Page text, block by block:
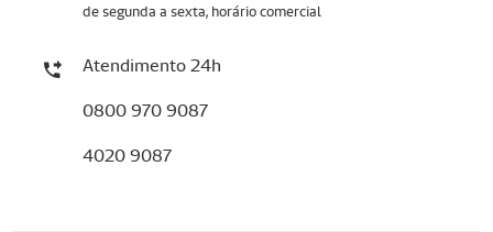
de segunda a sexta, horário comercial
Atendimento 24h
0800 970 9087
4020 9087